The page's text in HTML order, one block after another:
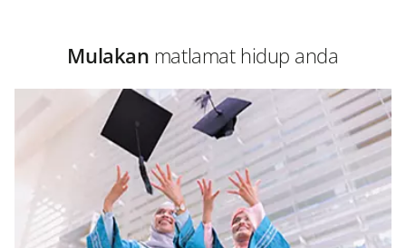
Mulakan matlamat hidup anda